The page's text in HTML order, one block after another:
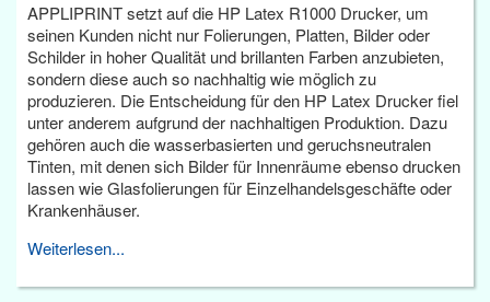
APPLIPRINT setzt auf die HP Latex R1000 Drucker, um
seinen Kunden nicht nur Folierungen, Platten, Bilder oder
Schilder in hoher Qualität und brillanten Farben anzubieten,
sondern diese auch so nachhaltig wie möglich zu
produzieren. Die Entscheidung für den HP Latex Drucker fiel
unter anderem aufgrund der nachhaltigen Produktion. Dazu
gehören auch die wasserbasierten und geruchsneutralen
Tinten, mit denen sich Bilder für Innenräume ebenso drucken
lassen wie Glasfolierungen für Einzelhandelsgeschäfte oder
Krankenhäuser.
Weiterlesen...